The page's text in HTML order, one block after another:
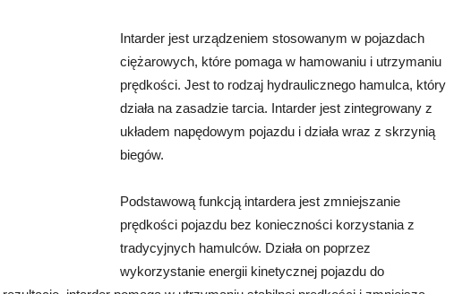
Intarder jest urządzeniem stosowanym w pojazdach
ciężarowych, które pomaga w hamowaniu i utrzymaniu
prędkości. Jest to rodzaj hydraulicznego hamulca, który
działa na zasadzie tarcia. Intarder jest zintegrowany z
układem napędowym pojazdu i działa wraz z skrzynią
biegów.
Podstawową funkcją intardera jest zmniejszanie
prędkości pojazdu bez konieczności korzystania z
tradycyjnych hamulców. Działa on poprzez
wykorzystanie energii kinetycznej pojazdu do